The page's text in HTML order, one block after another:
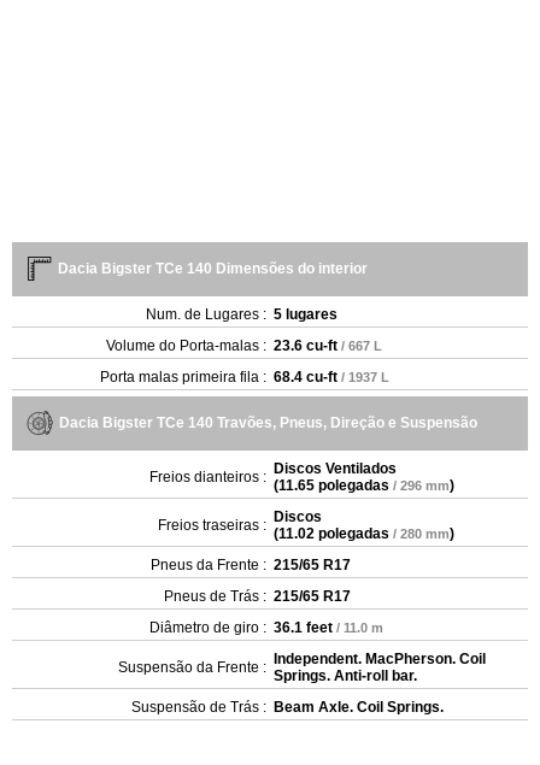
Dacia Bigster TCe 140 Dimensões do interior
Num. de Lugares : 5 lugares
Volume do Porta-malas : 23.6 cu-ft / 667 L
Porta malas primeira fila : 68.4 cu-ft / 1937 L
Dacia Bigster TCe 140 Travões, Pneus, Direção e Suspensão
Freios dianteiros : Discos Ventilados
(11.65 polegadas / 296 mm)
Freios traseiras : Discos
(11.02 polegadas / 280 mm)
Pneus da Frente : 215/65 R17
Pneus de Trás : 215/65 R17
Diâmetro de giro : 36.1 feet / 11.0 m
Suspensão da Frente : Independent. MacPherson. Coil
Springs. Anti-roll bar.
Suspensão de Trás : Beam Axle. Coil Springs.